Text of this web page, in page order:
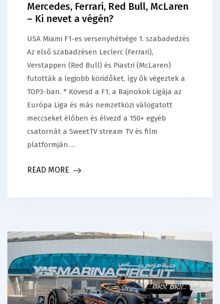
Mercedes, Ferrari, Red Bull, McLaren
– Ki nevet a végén?
USA Miami F1-es versenyhétvége 1. szabadedzés
Az első szabadzésen Leclerc (Ferrari),
Verstappen (Red Bull) és Piastri (McLaren)
futották a legjobb köridőket, így ők végeztek a
TOP3-ban. * Kövesd a F1, a Bajnokok Ligája az
Európa Liga és más nemzetközi válogatott
meccseket élőben és élvezd a 150+ egyéb
csatornát a SweetTV stream TV és film
platformján….
READ MORE